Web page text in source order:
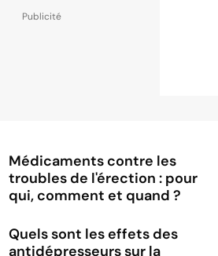
Médicaments contre les
troubles de l'érection : pour
qui, comment et quand ?
Quels sont les effets des
antidépresseurs sur la